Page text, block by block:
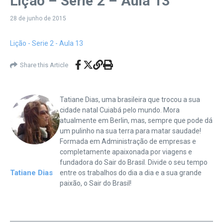
28 de junho de 2015
Lição - Serie 2 - Aula 13
Share this Article
Tatiane Dias
Tatiane Dias, uma brasileira que trocou a sua
cidade natal Cuiabá pelo mundo. Mora
atualmente em Berlin, mas, sempre que pode dá
um pulinho na sua terra para matar saudade!
Formada em Administração de empresas e
completamente apaixonada por viagens e
fundadora do Sair do Brasil. Divide o seu tempo
entre os trabalhos do dia a dia e a sua grande
paixão, o Sair do Brasil!